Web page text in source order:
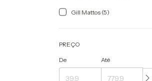
Gill Mattos (5)
PREÇO
De Até